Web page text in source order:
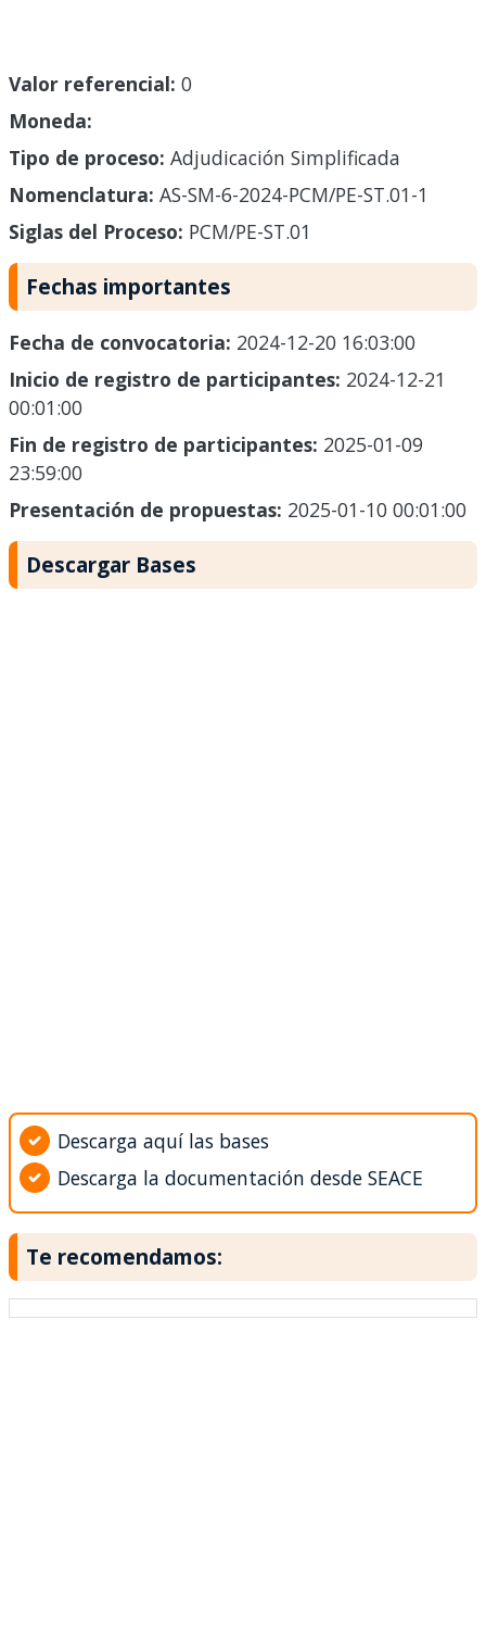
Valor referencial: 0
Moneda:
Tipo de proceso: Adjudicación Simplificada
Nomenclatura: AS-SM-6-2024-PCM/PE-ST.01-1
Siglas del Proceso: PCM/PE-ST.01
Fechas importantes
Fecha de convocatoria: 2024-12-20 16:03:00
Inicio de registro de participantes: 2024-12-21
00:01:00
Fin de registro de participantes: 2025-01-09
23:59:00
Presentación de propuestas: 2025-01-10 00:01:00
Descargar Bases
Descarga aquí las bases
Descarga la documentación desde SEACE
Te recomendamos: